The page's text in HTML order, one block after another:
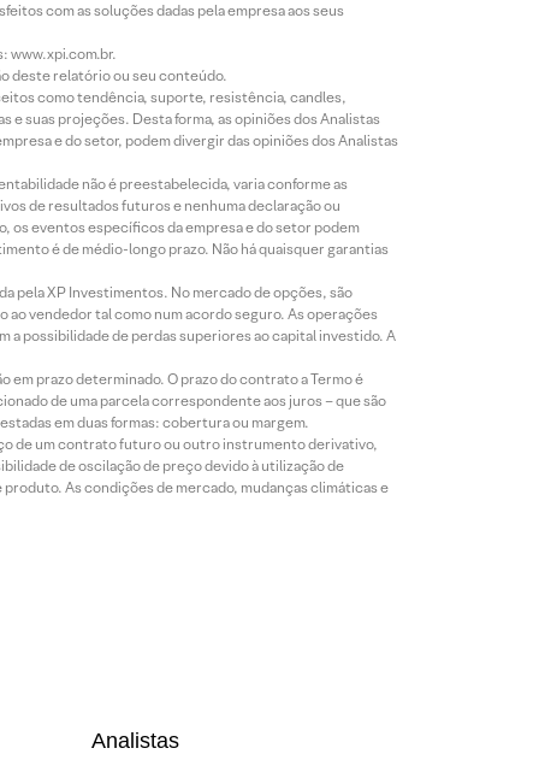
com as soluções dadas pela empresa aos seus
www.xpi.com.br.
deste relatório ou seu conteúdo.
como tendência, suporte, resistência, candles,
e suas projeções. Desta forma, as opiniões dos Analistas
e do setor, podem divergir das opiniões dos Analistas
não é preestabelecida, varia conforme as
de resultados futuros e nenhuma declaração ou
os eventos específicos da empresa e do setor podem
é de médio-longo prazo. Não há quaisquer garantias
pela XP Investimentos. No mercado de opções, são
vendedor tal como num acordo seguro. As operações
possibilidade de perdas superiores ao capital investido. A
em prazo determinado. O prazo do contrato a Termo é
de uma parcela correspondente aos juros – que são
em duas formas: cobertura ou margem.
de um contrato futuro ou outro instrumento derivativo,
de oscilação de preço devido à utilização de
As condições de mercado, mudanças climáticas e
Analistas